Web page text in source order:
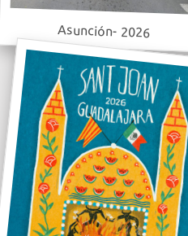
Asunción- 2026